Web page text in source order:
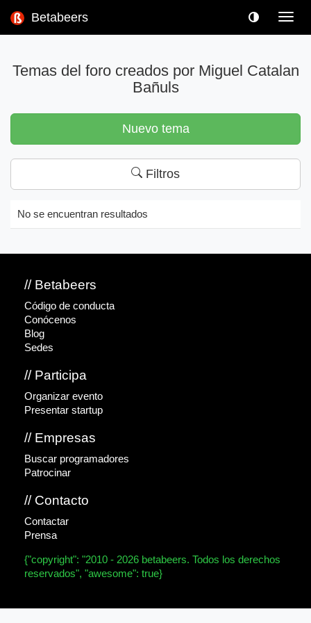
Betabeers
Temas del foro creados por Miguel Catalan
Bañuls
Nuevo tema
Filtros
No se encuentran resultados
// Betabeers
Código de conducta
Conócenos
Blog
Sedes
// Participa
Organizar evento
Presentar startup
// Empresas
Buscar programadores
Patrocinar
// Contacto
Contactar
Prensa
{"copyright": "2010 - 2026 betabeers. Todos los derechos
reservados", "awesome": true}